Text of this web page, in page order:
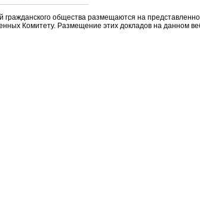
гражданского общества размещаются на
Комитету. Размещение этих докладов на данном